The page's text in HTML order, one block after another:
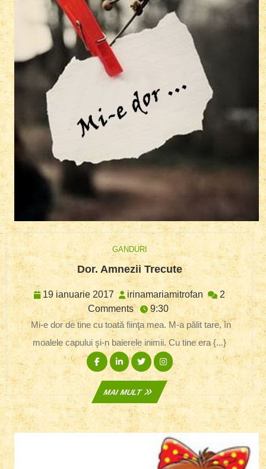
GANDURI
Dor. Amnezii TrecuteDor.
Amnezii
Trecute
19 ianuarie 2017 19
ianuarie
2017
irinamariamitrofan
2
Comments
9:30
Mi-e dor de tine cu toată fiinţa mea. M-a pălit tare, în
moalele capului şi-n baierele inimii. Cu tine era {...}
Facebook
Linkedin
TwitterInstagram
MAI MULT
MAI
MULT